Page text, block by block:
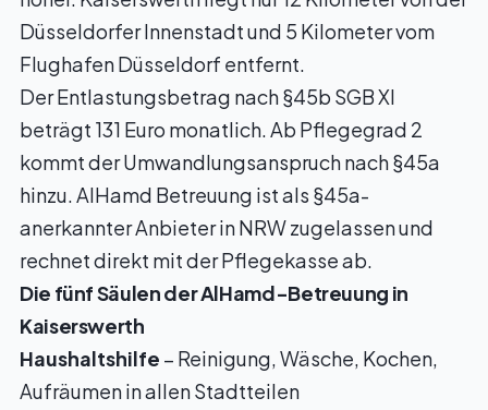
Düsseldorfer Innenstadt und 5 Kilometer vom
Flughafen Düsseldorf entfernt.
Der Entlastungsbetrag nach §45b SGB XI
beträgt 131 Euro monatlich. Ab Pflegegrad 2
kommt der Umwandlungsanspruch nach §45a
hinzu. AlHamd Betreuung ist als §45a-
anerkannter Anbieter in NRW zugelassen und
rechnet direkt mit der Pflegekasse ab.
Die fünf Säulen der AlHamd-Betreuung in
Kaiserswerth
Haushaltshilfe – Reinigung, Wäsche, Kochen,
Aufräumen in allen Stadtteilen